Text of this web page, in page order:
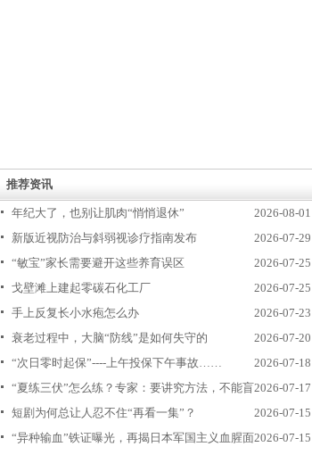
推荐资讯
2026-08-01
年纪大了，也别让肌肉“悄悄退休”
2026-07-29
新版近视防治与斜弱视诊疗指南发布
2026-07-25
“敏宝”家长需要避开这些养育误区
2026-07-25
戈壁滩上建起零碳石化工厂
2026-07-23
手上反复长小水疱怎么办
2026-07-20
衰老过程中，大脑“防线”是如何失守的
2026-07-18
“次日零时起保”----上午投保下午事故……
2026-07-17
“夏练三伏”怎么练？专家：要讲究方法，不能盲
目
2026-07-15
短剧为何总让人忍不住“再看一集”？
2026-07-15
“异种输血”铁证曝光，再揭日本军国主义血腥面